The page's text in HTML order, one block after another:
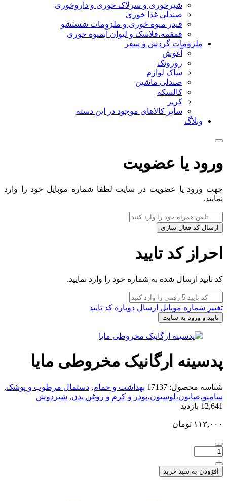
شیرخوری و سرلاک خوری و داروخوری
صندلی غذا خوری
فیدر میوه خوری و ملزومات شستشو
قمقمه،فلاسک و لیوان آبمیوه خوری
ملزومات گردش و سفر
آغوش
روروئک
ساک لوازم
صندلی ماشین
کالسکه
کریر
سایر کالاهای موجود در این دسته
وبلاگ
ورود یا عضویت
جهت ورود یا عضویت در سایت لطفا شماره موبایل خود را وارد
نمایید.
ارسال کد فعال سازی
احراز کد تایید
کد تایید ارسال شده به شماره خود را وارد نمایید.
تغییر شماره موبایل ارسال دوباره کد تایید
تایید و ورود به سایت
پدسینه ارگانیک مخروطی مایا
شناسه محصول: 17137 بهداشت و حمام, دستمال مرطوب و پوشک,
شامپو،صابون،لوسیون،پودر و کرم و روغن بدن, شیردوش
12,641 بازدید
۱۱۳,۰۰۰ تومان
افزودن به سبد خرید